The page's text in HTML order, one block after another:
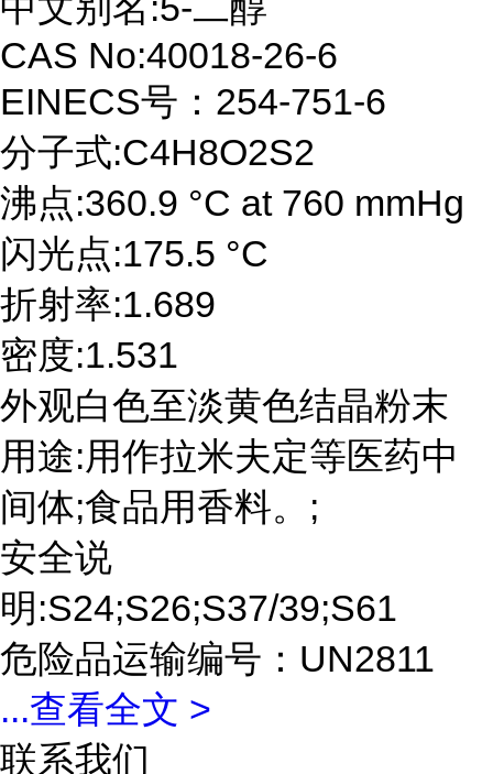
CAS No:40018-26-6
EINECS号：254-751-6
分子式:C4H8O2S2
沸点:360.9 °C at 760 mmHg
闪光点:175.5 °C
折射率:1.689
密度:1.531
外观白色至淡黄色结晶粉末
用途:用作拉米夫定等医药中
间体;食品用香料。;
安全说
明:S24;S26;S37/39;S61
危险品运输编号：UN2811
...查看全文 >
联系我们